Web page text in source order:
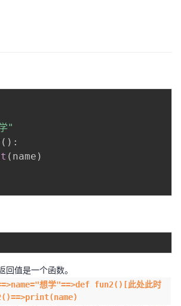
"
( ) :
( name )
回值是一个函数。
想学"==>def fun2()[此处此时